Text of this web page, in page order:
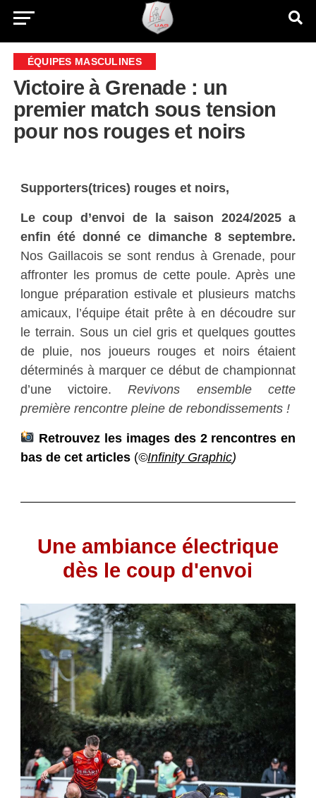
ÉQUIPES MASCULINES
Victoire à Grenade : un
premier match sous tension
pour nos rouges et noirs
Supporters(trices) rouges et noirs,
Le coup d’envoi de la saison 2024/2025 a
enfin été donné ce dimanche 8 septembre.
Nos Gaillacois se sont rendus à Grenade, pour
affronter les promus de cette poule. Après une
longue préparation estivale et plusieurs matchs
amicaux, l’équipe était prête à en découdre sur
le terrain. Sous un ciel gris et quelques gouttes
de pluie, nos joueurs rouges et noirs étaient
déterminés à marquer ce début de championnat
d’une victoire.Revivons ensemble cette
première rencontre pleine de rebondissements !
Retrouvez les images des 2 rencontres en
bas de cet articles (©Infinity Graphic)
Une ambiance électrique
dès le coup d'envoi